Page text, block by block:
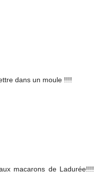
dans un moule !!!!
macarons de Ladurée!!!!